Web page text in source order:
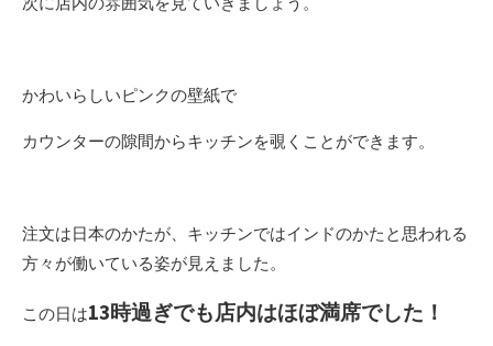
かわいらしいピンクの壁紙で
カウンターの隙間からキッチンを覗くことができます。
注文は日本のかたが、キッチンではインドのかたと思われる
方々が働いている姿が見えました。
この日は13時過ぎでも店内はほぼ満席でした！